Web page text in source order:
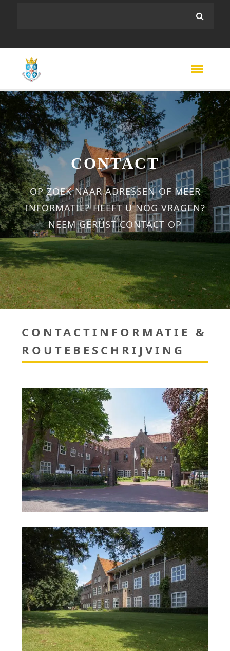
CONTACT
OP ZOEK NAAR ADRESSEN OF MEER
INFORMATIE? HEEFT U NOG VRAGEN?
NEEM GERUST CONTACT OP
CONTACTINFORMATIE &
ROUTEBESCHRIJVING